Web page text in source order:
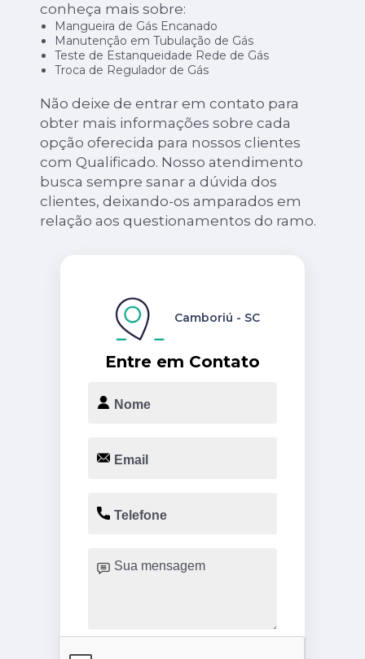
conheça mais sobre:
Mangueira de Gás Encanado
Manutenção em Tubulação de Gás
Teste de Estanqueidade Rede de Gás
Troca de Regulador de Gás
Não deixe de entrar em contato para
obter mais informações sobre cada
opção oferecida para nossos clientes
com Qualificado. Nosso atendimento
busca sempre sanar a dúvida dos
clientes, deixando-os amparados em
relação aos questionamentos do ramo.
Entre em Contato
Camboriú - SC